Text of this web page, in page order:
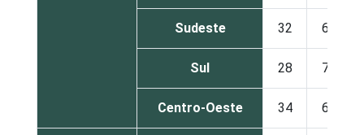
Sudeste 32 67
Sul 28 71
Centro-Oeste 34 66